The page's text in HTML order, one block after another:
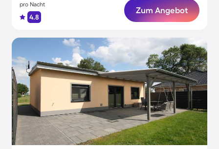
pro Nacht
4.8
Zum Angebot